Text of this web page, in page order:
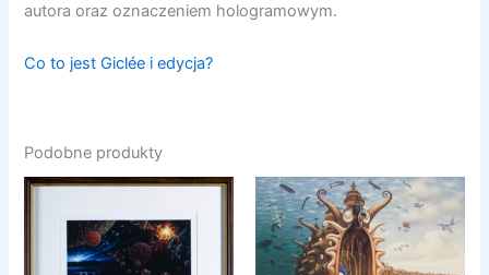
autora oraz oznaczeniem hologramowym.
Co to jest Giclée i edycja?
Podobne produkty